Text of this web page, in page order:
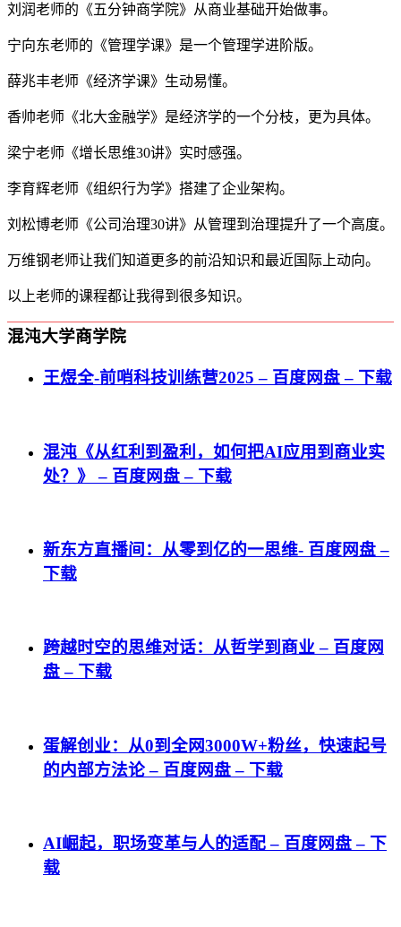
刘润老师的《五分钟商学院》从商业基础开始做事。
宁向东老师的《管理学课》是一个管理学进阶版。
薛兆丰老师《经济学课》生动易懂。
香帅老师《北大金融学》是经济学的一个分枝，更为具体。
梁宁老师《增长思维30讲》实时感强。
李育辉老师《组织行为学》搭建了企业架构。
刘松博老师《公司治理30讲》从管理到治理提升了一个高度。
万维钢老师让我们知道更多的前沿知识和最近国际上动向。
以上老师的课程都让我得到很多知识。
混沌大学商学院
王煜全-前哨科技训练营2025 – 百度网盘 – 下载
混沌《从红利到盈利，如何把AI应用到商业实
处？》 – 百度网盘 – 下载
新东方直播间：从零到亿的一思维- 百度网盘 –
下载
跨越时空的思维对话：从哲学到商业 – 百度网
盘 – 下载
蛋解创业：从0到全网3000W+粉丝，快速起号
的内部方法论 – 百度网盘 – 下载
AI崛起，职场变革与人的适配 – 百度网盘 – 下
载